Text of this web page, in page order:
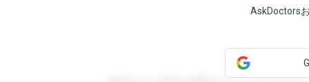
AskDoctors